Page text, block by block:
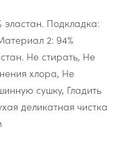
эластан. Подкладка:
2: 94%
Не стирать, Не
хлора, Не
сушку, Гладить
деликатная чистка